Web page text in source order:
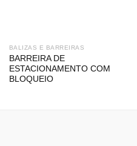
BALIZAS E BARREIRAS
BARREIRA DE
ESTACIONAMENTO COM
BLOQUEIO